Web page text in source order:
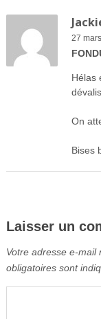
27
Hélas
On
Bises
Laisser un
Votre adresse e-mail
obligatoires sont